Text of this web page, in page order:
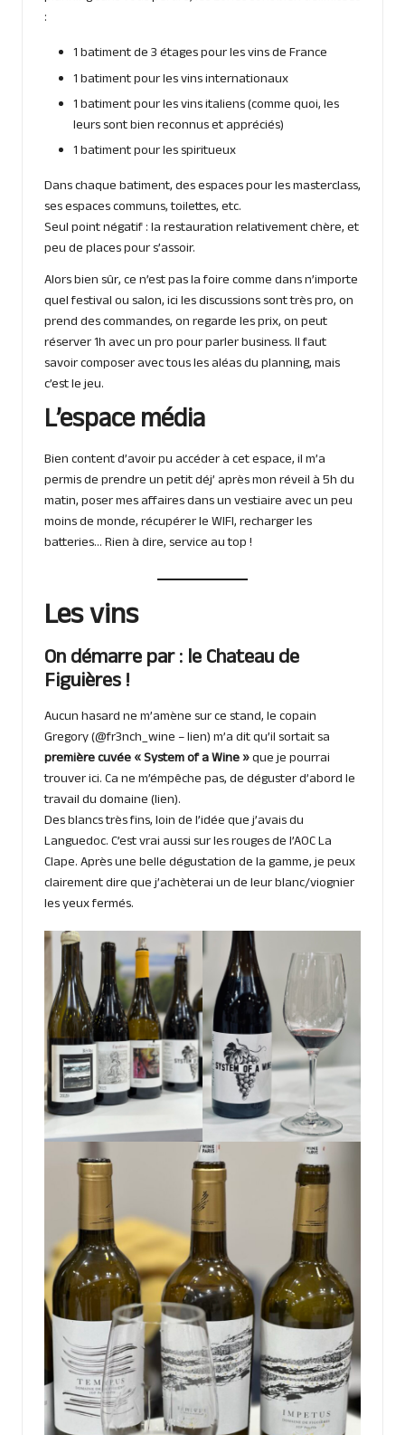
:
1 batiment de 3 étages pour les vins de France
1 batiment pour les vins internationaux
1 batiment pour les vins italiens (comme quoi, les
leurs sont bien reconnus et appréciés)
1 batiment pour les spiritueux
Dans chaque batiment, des espaces pour les masterclass,
ses espaces communs, toilettes, etc.
Seul point négatif : la restauration relativement chère, et
peu de places pour s’assoir.
Alors bien sûr, ce n’est pas la foire comme dans n’importe
quel festival ou salon, ici les discussions sont très pro, on
prend des commandes, on regarde les prix, on peut
réserver 1h avec un pro pour parler business. Il faut
savoir composer avec tous les aléas du planning, mais
c’est le jeu.
L’espace média
Bien content d’avoir pu accéder à cet espace, il m’a
permis de prendre un petit déj’ après mon réveil à 5h du
matin, poser mes affaires dans un vestiaire avec un peu
moins de monde, récupérer le WIFI, recharger les
batteries… Rien à dire, service au top !
Les vins
On démarre par : le Chateau de
Figuières !
Aucun hasard ne m’amène sur ce stand, le copain
Gregory (@fr3nch_wine –lien) m’a dit qu’il sortait sa
première cuvée « System of a Wine »que je pourrai
trouver ici. Ca ne m’émpêche pas, de déguster d’abord le
travail du domaine (lien).
Des blancs très fins, loin de l’idée que j’avais du
Languedoc. C’est vrai aussi sur les rouges de l’AOC La
Clape. Après une belle dégustation de la gamme, je peux
clairement dire que j’achèterai un de leur blanc/viognier
les yeux fermés.